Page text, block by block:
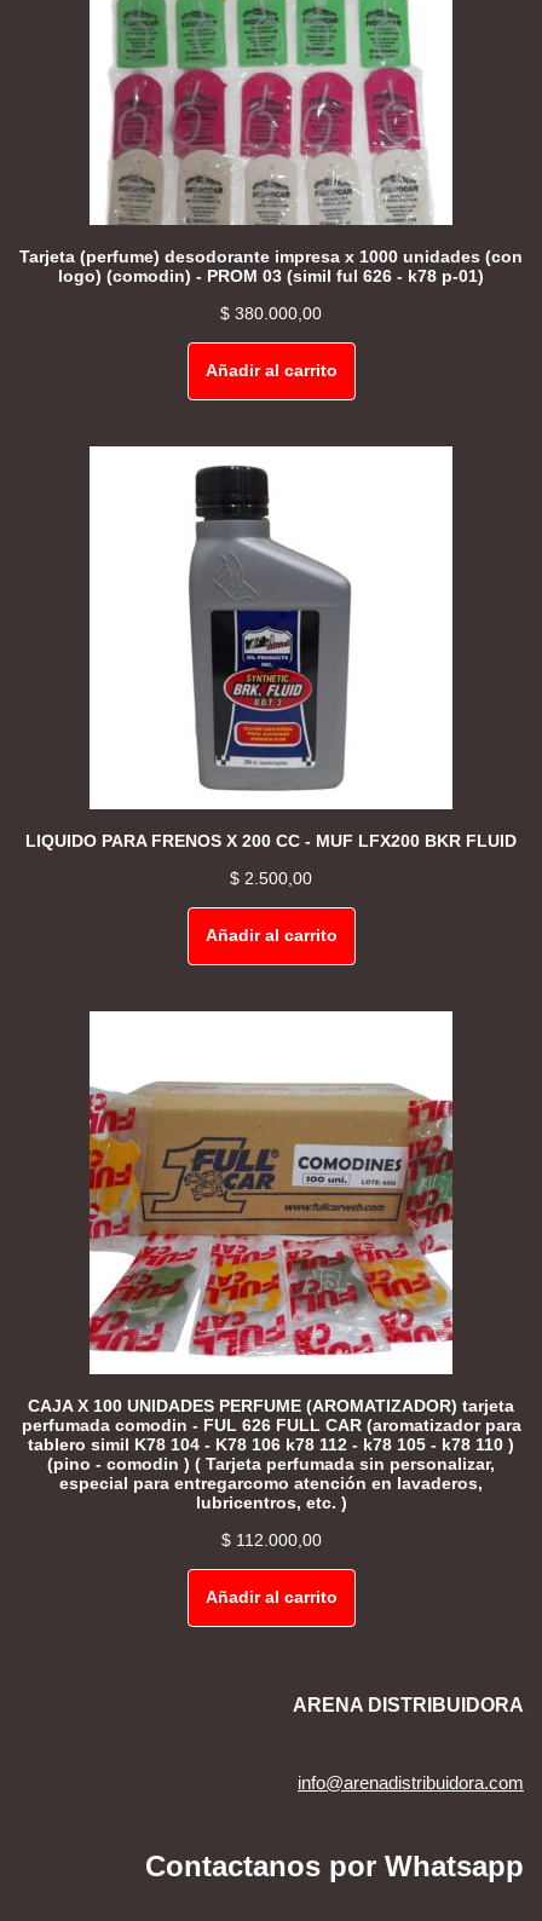
Tarjeta (perfume) desodorante impresa x 1000 unidades (con
logo) (comodin) - PROM 03 (simil ful 626 - k78 p-01)
$ 380.000,00
Añadir al carrito
LIQUIDO PARA FRENOS X 200 CC - MUF LFX200 BKR FLUID
$ 2.500,00
Añadir al carrito
CAJA X 100 UNIDADES PERFUME (AROMATIZADOR) tarjeta
perfumada comodin - FUL 626 FULL CAR (aromatizador para
tablero simil K78 104 - K78 106 k78 112 - k78 105 - k78 110 )
(pino - comodin ) ( Tarjeta perfumada sin personalizar,
especial para entregarcomo atención en lavaderos,
lubricentros, etc. )
$112.000,00
Añadir al carrito
ARENA DISTRIBUIDORA
info@arenadistribuidora.com
Contactanos por Whatsapp